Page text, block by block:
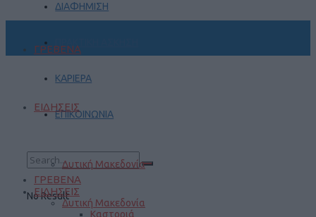
ΔΙΑΦΗΜΙΣΗ
ΚΑΡΙΕΡΑ
ΕΠΙΚΟΙΝΩΝΙΑ
No Result
ΓΡΕΒΕΝΑ
ΕΙΔΗΣΕΙΣ
Δυτική Μακεδονία
ΓΡΕΒΕΝΑ
ΕΙΔΗΣΕΙΣ
Δυτική Μακεδονία
Καστοριά